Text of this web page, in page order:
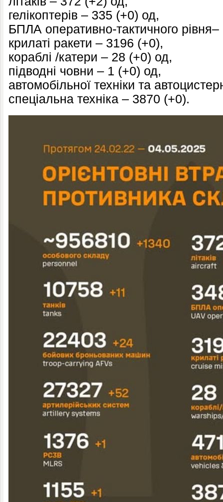
гелікоптерів – 335 (+0) од,
БПЛА оперативно-тактичного
крилаті ракети – 3196 (+0),
кораблі /катери – 28 (+0) од,
підводні човни – 1 (+0) од,
автомобільної техніки та
спеціальна техніка – 3870 (+0).